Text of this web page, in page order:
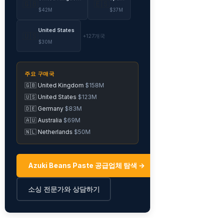
$42M $37M
United States
$30M
+127개국
주요 구매국
🇬🇧 United Kingdom $158M
🇺🇸 United States $123M
🇩🇪 Germany $83M
🇦🇺 Australia $69M
🇳🇱 Netherlands $50M
Azuki Beans Paste 공급업체 탐색 →
소싱 전문가와 상담하기